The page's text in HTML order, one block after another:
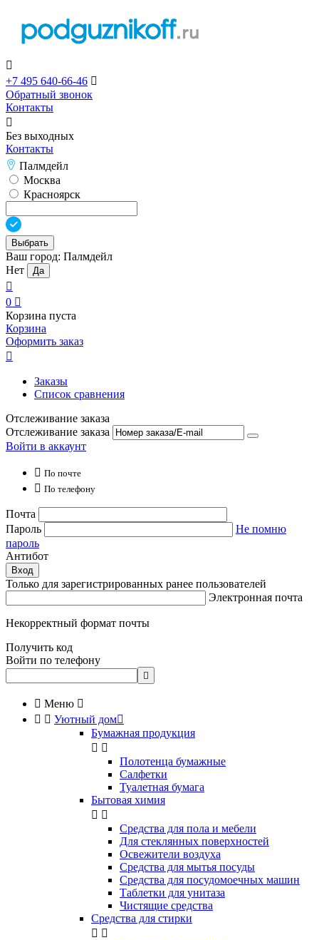

+7 495 640-66-46 
Обратный звонок
Контакты

Без выходных
Контакты
Палмдейл
Москва
Красноярск
Выбрать
Ваш город: Палмдейл
Нет
Да

0 
Корзина пуста
Корзина
Оформить заказ

Заказы
Список сравнения
Отслеживание заказа
Отслеживание заказа
Войти в аккаунт
 По почте
 По телефону
Почта
Пароль
Не помню
пароль
Антибот
Вход
Только для зарегистрированных ранее пользователей
Электронная почта
Некорректный формат почты
Получить код
Войти по телефону

 Меню 
  Уютный дом
Бумажная продукция
 
Полотенца бумажные
Салфетки
Туалетная бумага
Бытовая химия
 
Cредства для пола и мебели
Для стеклянных поверхностей
Освежители воздуха
Средства для мытья посуды
Средства для посудомоечных машин
Таблетки для унитаза
Чистящие средства
Средства для стирки
 